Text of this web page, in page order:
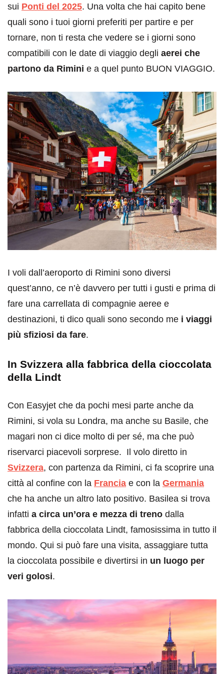
sui Ponti del 2025. Una volta che hai capito bene
quali sono i tuoi giorni preferiti per partire e per
tornare, non ti resta che vedere se i giorni sono
compatibili con le date di viaggio degli aerei che
partono da Rimini e a quel punto BUON VIAGGIO.
I voli dall’aeroporto di Rimini sono diversi
quest’anno, ce n’è davvero per tutti i gusti e prima di
fare una carrellata di compagnie aeree e
destinazioni, ti dico quali sono secondo me i viaggi
più sfiziosi da fare.
In Svizzera alla fabbrica della cioccolata
della Lindt
Con Easyjet che da pochi mesi parte anche da
Rimini, si vola su Londra, ma anche su Basile, che
magari non ci dice molto di per sé, ma che può
riservarci piacevoli sorprese. Il volo diretto in
Svizzera, con partenza da Rimini, ci fa scoprire una
città al confine con la Francia e con la Germania
che ha anche un altro lato positivo. Basilea si trova
infatti a circa un’ora e mezza di treno dalla
fabbrica della cioccolata Lindt, famosissima in tutto il
mondo. Qui si può fare una visita, assaggiare tutta
la cioccolata possibile e divertirsi in un luogo per
veri golosi.